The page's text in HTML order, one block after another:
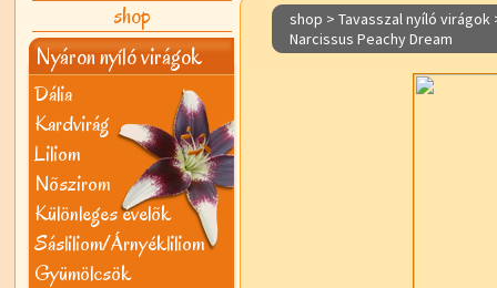
shop
Nyáron nyíló virágok
Dália
Kardvirág
Liliom
Nõszirom
Különleges évelõk
Sásliliom/Árnyékliliom
Gyümölcsök
shop > Tavasszal nyíló virágok
Narcissus Peachy Dream